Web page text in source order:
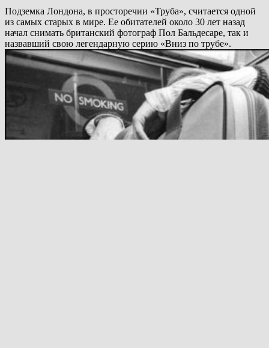
Подземка Лондона, в просторечии «Труба», считается одной
из самых старых в мире. Ее обитателей около 30 лет назад
начал снимать британский фотограф Пол Бальдесаре, так и
назвавший свою легендарную серию «Вниз по трубе».